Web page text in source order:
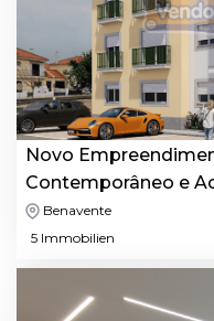
Novo
Contemporâneo e
Benavente
5 Immobilien